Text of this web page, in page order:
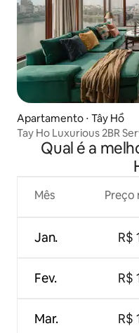
Apartamento ⋅ Tây Hồ
Tay Ho Luxurious 2BR
Qual é a
Mês
Jan.
Fev.
Mar.
Preço
R$
R$
R$